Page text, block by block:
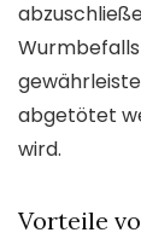
abgetötet
wird.
Vorteile